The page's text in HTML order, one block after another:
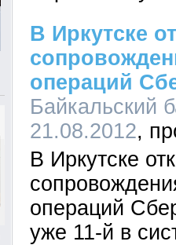
В Иркутске
операций
Байкальский
21.08.2012
В Иркутске
операций
уже 11-й в